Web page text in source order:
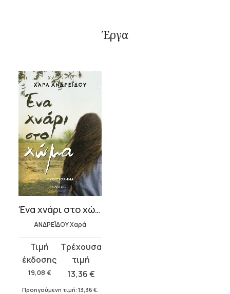
Έργα
Ένα χνάρι στο χώμα
ΑΝΔΡΕΪΔΟΥ Χαρά
19,08 €
Original
price
was:
19,08 €.
13,36€
τρέχουσα
τιμή
Προηγούμενη τιμή: 13,36 €.